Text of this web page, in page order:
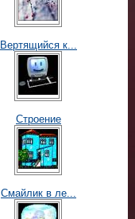
Вертящийся к...
Строение
Смайлик в ле...